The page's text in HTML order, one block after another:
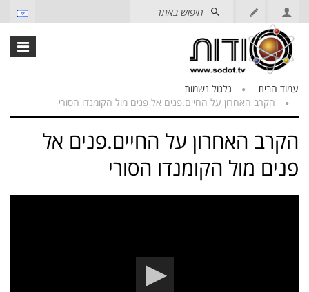
עמוד הבית
גלגול נשמות
הקרב האחרון על החיים.פנים אל פנים מול הקומנדו הסורי
הקרב האחרון על החיים.פנים אל
פנים מול הקומנדו הסורי